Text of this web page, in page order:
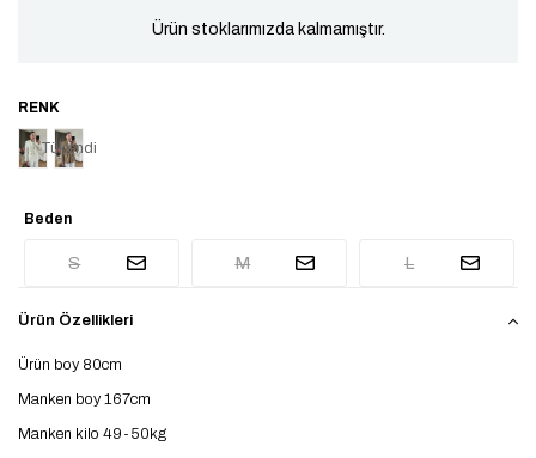
Ürün stoklarımızda kalmamıştır.
Tükendi
Beden
S M L
Ürün Özellikleri
Ürün boy 80cm
Manken boy 167cm
Manken kilo 49-50kg